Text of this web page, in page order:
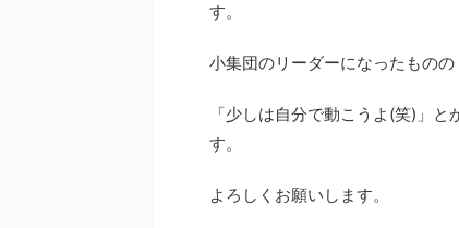
す。
小集団のリーダーになったものの
「少しは自分で動こうよ(笑)」
す。
よろしくお願いします。